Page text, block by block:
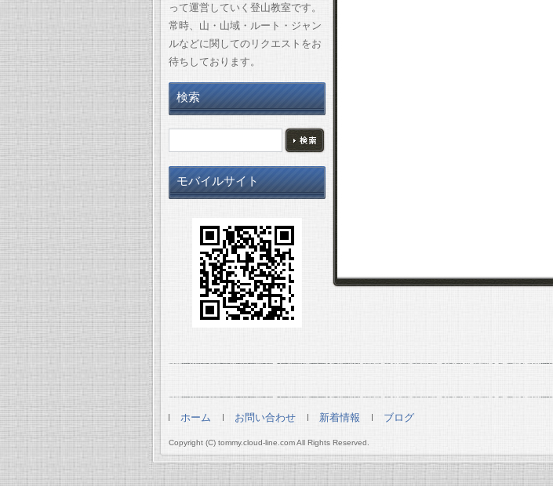
って運営していく登山教室です。
常時、山・山域・ルート・ジャン
ルなどに関してのリクエストをお
待ちしております。
検索
モバイルサイト
ホーム
お問い合わせ 新着情報 ブログ
Copyright (C) tommy.cloud-line.com All Rights Reserved.